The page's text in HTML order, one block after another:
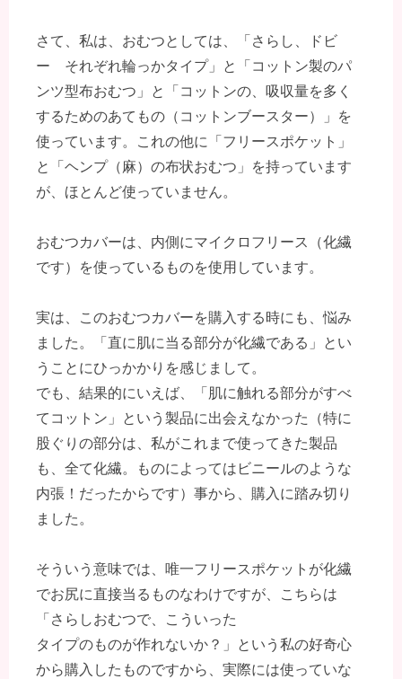
さて、私は、おむつとしては、「さらし、ドビ
ー それぞれ輪っかタイプ」と「コットン製のパ
ンツ型布おむつ」と「コットンの、吸収量を多く
するためのあてもの（コットンブースター）」を
使っています。これの他に「フリースポケット」
と「ヘンプ（麻）の布状おむつ」を持っています
が、ほとんど使っていません。
おむつカバーは、内側にマイクロフリース（化繊
です）を使っているものを使用しています。
実は、このおむつカバーを購入する時にも、悩み
ました。「直に肌に当る部分が化繊である」とい
うことにひっかかりを感じまして。
でも、結果的にいえば、「肌に触れる部分がすべ
てコットン」という製品に出会えなかった（特に
股ぐりの部分は、私がこれまで使ってきた製品
も、全て化繊。ものによってはビニールのような
内張！だったからです）事から、購入に踏み切り
ました。
そういう意味では、唯一フリースポケットが化繊
でお尻に直接当るものなわけですが、こちらは
「さらしおむつで、こういった
タイプのものが作れないか？」という私の好奇心
から購入したものですから、実際には使っていな